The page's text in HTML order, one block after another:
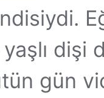
gün